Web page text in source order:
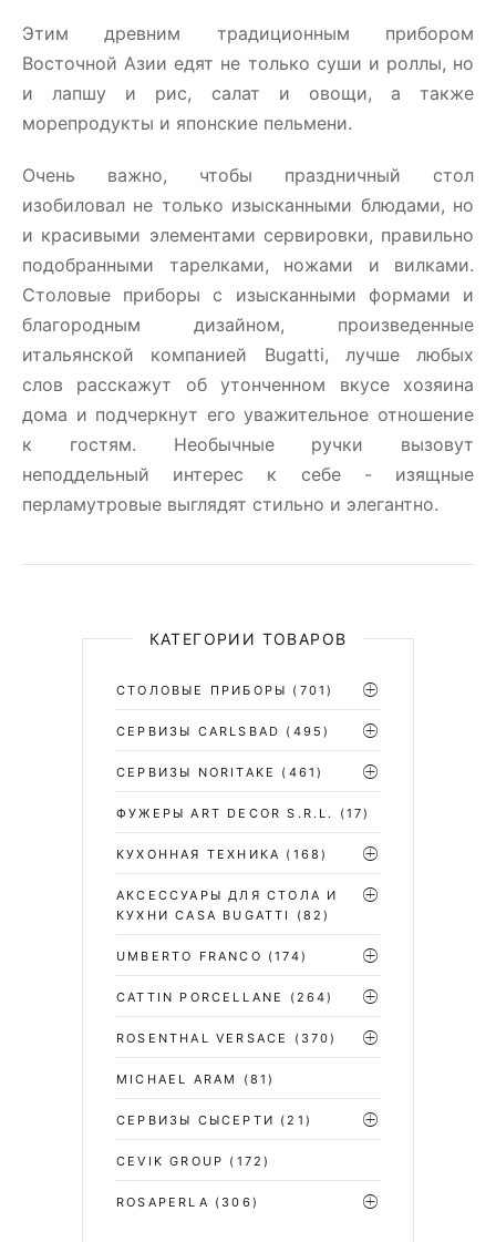
Этим древним традиционным прибором
Восточной Азии едят не только суши и роллы, но
и лапшу и рис, салат и овощи, а также
морепродукты и японские пельмени.
Очень важно, чтобы праздничный стол
изобиловал не только изысканными блюдами, но
и красивыми элементами сервировки, правильно
подобранными тарелками, ножами и вилками.
Столовые приборы c изысканными формами и
благородным дизайном, произведенные
итальянской компанией Bugatti, лучше любых
слов расскажут об утонченном вкусе хозяина
дома и подчеркнут его уважительное отношение
к гостям. Необычные ручки вызовут
неподдельный интерес к себе - изящные
перламутровые выглядят стильно и элегантно.
КАТЕГОРИИ ТОВАРОВ
СТОЛОВЫЕ ПРИБОРЫ (701)
CЕРВИЗЫ CARLSBAD (495)
СЕРВИЗЫ NORITAKE (461)
ФУЖЕРЫ ART DECOR S.R.L. (17)
КУХОННАЯ ТЕХНИКА (168)
АКСЕССУАРЫ ДЛЯ СТОЛА И
КУХНИ CASA BUGATTI
(82)
UMBERTO FRANCO (174)
CATTIN PORCELLANE (264)
ROSENTHAL VERSACE (370)
MICHAEL ARAM (81)
СЕРВИЗЫ СЫСЕРТИ (21)
CEVIK GROUP (172)
ROSAPERLA (306)